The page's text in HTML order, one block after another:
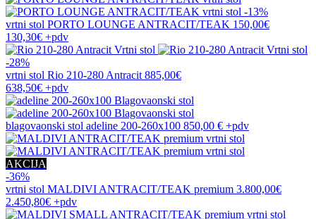
-13%
vrtni stol PORTO LOUNGE ANTRACIT/TEAK 150,00€
130,30€ +pdv
-28%
vrtni stol Rio 210-280 Antracit 885,00€
638,50€ +pdv
blagovaonski stol adeline 200-260x100 850,00 € +pdv
AKCIJA
-36%
vrtni stol MALDIVI ANTRACIT/TEAK premium 3.800,00€
2.450,80€ +pdv